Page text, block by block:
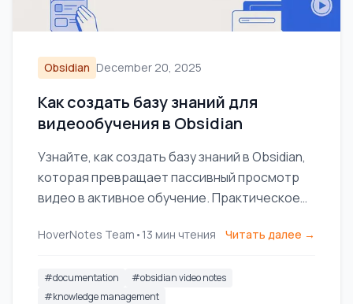
Obsidian December 20, 2025
Как создать базу знаний для
видеообучения в Obsidian
Узнайте, как создать базу знаний в Obsidian,
которая превращает пассивный просмотр
видео в активное обучение. Практическое
ведению заметок.
HoverNotes Team • 13 мин чтения Читать далее →
#documentation #obsidian video notes
#knowledge management